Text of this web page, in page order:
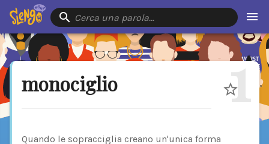
Cerca una parola…
monociglio 1
Quando le sopracciglia creano un'unica forma